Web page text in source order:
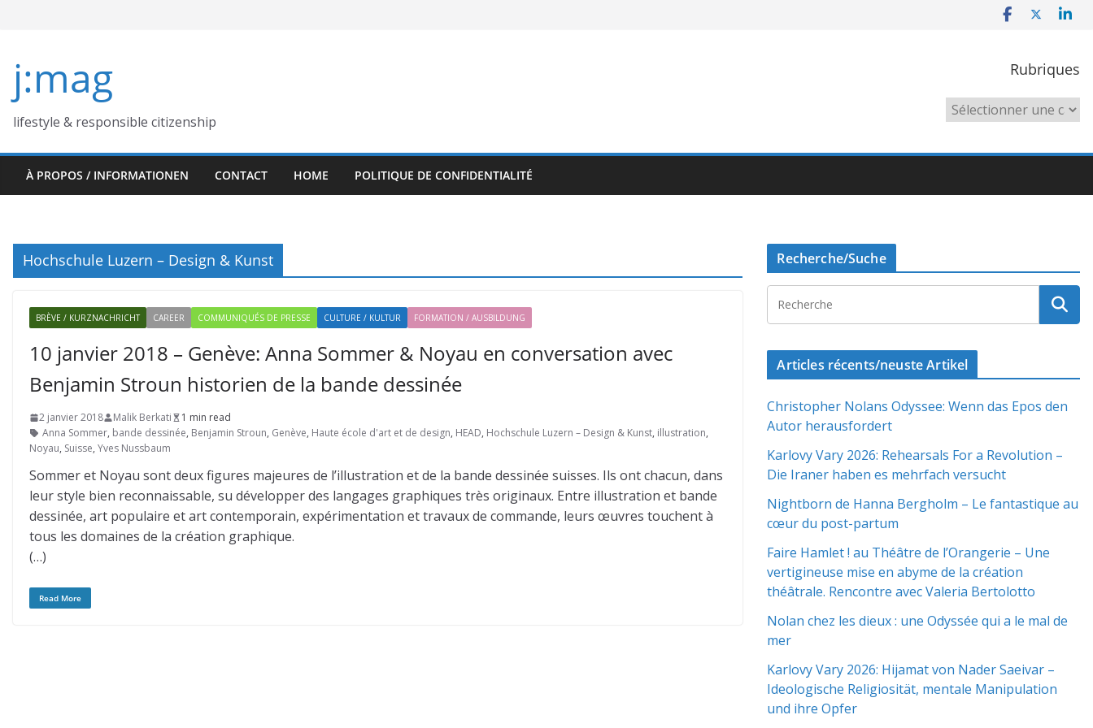
j:mag
lifestyle & responsible citizenship
Rubriques
Rubriques
À PROPOS / INFORMATIONEN CONTACT HOME POLITIQUE DE CONFIDENTIALITÉ
Hochschule Luzern – Design & Kunst
BRÈVE / KURZNACHRICHT CAREER COMMUNIQUÉS DE PRESSE CULTURE / KULTUR FORMATION / AUSBILDUNG
10 janvier 2018 – Genève: Anna Sommer & Noyau en conversation avec
Benjamin Stroun historien de la bande dessinée
2 janvier 2018 Malik Berkati
1 min read
Anna Sommer, bande dessinée, Benjamin Stroun, Genève, Haute école d'art et de design, HEAD, Hochschule Luzern – Design & Kunst, illustration,
Noyau, Suisse, Yves Nussbaum
Sommer et Noyau sont deux figures majeures de l’illustration et de la bande dessinée suisses. Ils ont chacun, dans
leur style bien reconnaissable, su développer des langages graphiques très originaux. Entre illustration et bande
dessinée, art populaire et art contemporain, expérimentation et travaux de commande, leurs œuvres touchent à
tous les domaines de la création graphique.
(…)
Read More
Recherche/Suche
Articles récents/neuste Artikel
Christopher Nolans Odyssee: Wenn das Epos den
Autor herausfordert
Karlovy Vary 2026: Rehearsals For a Revolution –
Die Iraner haben es mehrfach versucht
Nightborn de Hanna Bergholm – Le fantastique au
cœur du post-partum
Faire Hamlet ! au Théâtre de l’Orangerie – Une
vertigineuse mise en abyme de la création
théâtrale. Rencontre avec Valeria Bertolotto
Nolan chez les dieux : une Odyssée qui a le mal de
mer
Karlovy Vary 2026: Hijamat von Nader Saeivar​​ –
Ideologische Religiosität, mentale Manipulation
und ihre Opfer